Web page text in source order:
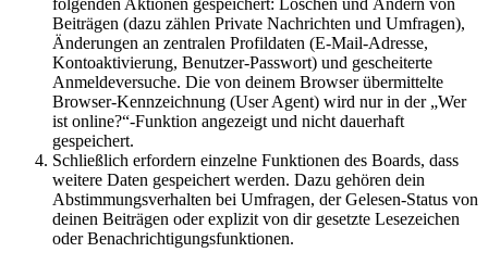
folgenden Aktionen gespeichert: Löschen und Ändern von
Beiträgen (dazu zählen Private Nachrichten und Umfragen),
Änderungen an zentralen Profildaten (E-Mail-Adresse,
Kontoaktivierung, Benutzer-Passwort) und gescheiterte
Anmeldeversuche. Die von deinem Browser übermittelte
Browser-Kennzeichnung (User Agent) wird nur in der „Wer
ist online?“-Funktion angezeigt und nicht dauerhaft
gespeichert.
Schließlich erfordern einzelne Funktionen des Boards, dass
weitere Daten gespeichert werden. Dazu gehören dein
Abstimmungsverhalten bei Umfragen, der Gelesen-Status von
deinen Beiträgen oder explizit von dir gesetzte Lesezeichen
oder Benachrichtigungsfunktionen.